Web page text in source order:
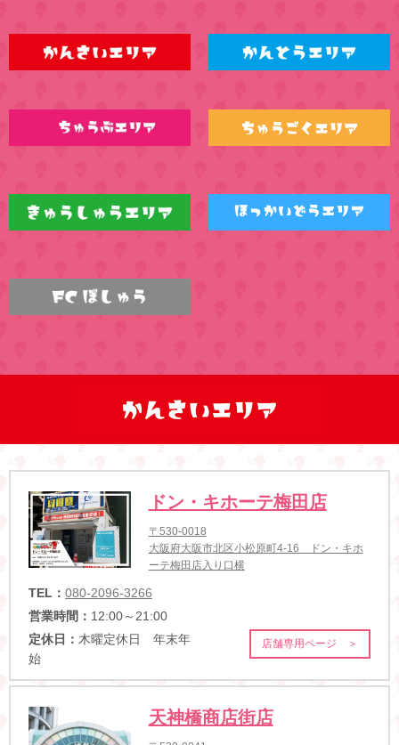
ドン・キホーテ梅田店
〒530-0018
大阪府大阪市北区小松原町4-16 ドン・キホ
ーテ梅田店入り口横
TEL： 080-2096-3266
営業時間： 12:00～21:00
定休日： 木曜定休日 年末年
始
店舗専用ページ ＞
天神橋商店街店